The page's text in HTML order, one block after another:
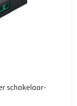
schakelaar-